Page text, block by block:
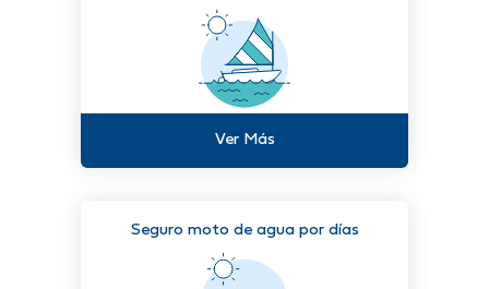
Ver Más
Seguro moto de agua por días